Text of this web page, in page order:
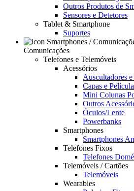
Outros Produtos de
Sensores e Detetores
Tablet & Smartphone
Suportes
Comunicações
Telefones e Telemóveis
Acessórios
Auscultadores
Capas e
Mini Colunas
Outros
Óculos/Lente
Powerbanks
Smartphones
Smartphones
Telefones Fixos
Telefones
Telemóveis / Cartões
Telemóveis
Wearables